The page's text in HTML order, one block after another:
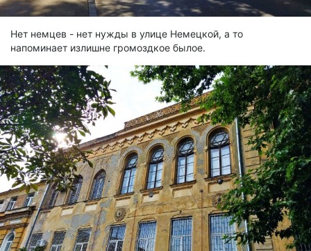
Нет немцев - нет нужды в улице Немецкой, а то
напоминает излишне громоздкое былое.